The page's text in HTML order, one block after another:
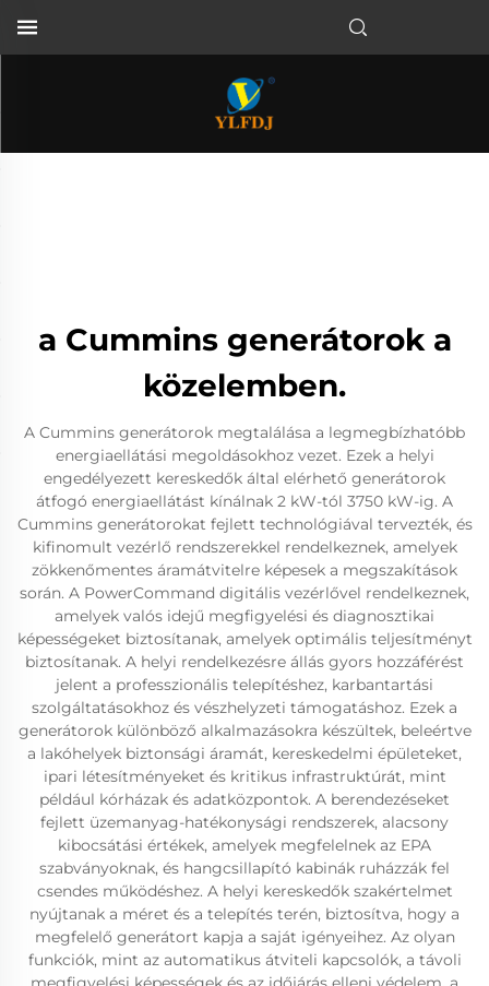
a Cummins generátorok a
közelemben.
A Cummins generátorok megtalálása a legmegbízhatóbb
energiaellátási megoldásokhoz vezet. Ezek a helyi
engedélyezett kereskedők által elérhető generátorok
átfogó energiaellátást kínálnak 2 kW-tól 3750 kW-ig. A
Cummins generátorokat fejlett technológiával tervezték, és
kifinomult vezérlő rendszerekkel rendelkeznek, amelyek
zökkenőmentes áramátvitelre képesek a megszakítások
során. A PowerCommand digitális vezérlővel rendelkeznek,
amelyek valós idejű megfigyelési és diagnosztikai
képességeket biztosítanak, amelyek optimális teljesítményt
biztosítanak. A helyi rendelkezésre állás gyors hozzáférést
jelent a professzionális telepítéshez, karbantartási
szolgáltatásokhoz és vészhelyzeti támogatáshoz. Ezek a
generátorok különböző alkalmazásokra készültek, beleértve
a lakóhelyek biztonsági áramát, kereskedelmi épületeket,
ipari létesítményeket és kritikus infrastruktúrát, mint
például kórházak és adatközpontok. A berendezéseket
fejlett üzemanyag-hatékonysági rendszerek, alacsony
kibocsátási értékek, amelyek megfelelnek az EPA
szabványoknak, és hangcsillapító kabinák ruházzák fel
csendes működéshez. A helyi kereskedők szakértelmet
nyújtanak a méret és a telepítés terén, biztosítva, hogy a
megfelelő generátort kapja a saját igényeihez. Az olyan
funkciók, mint az automatikus átviteli kapcsolók, a távoli